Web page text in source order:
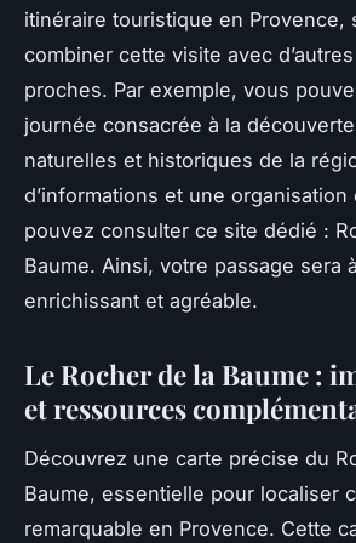
itinéraire touristique en Provence,
combiner cette visite avec
proches. Par exemple, vous
journée consacrée à la
naturelles et historiques de la
d’informations et une organisation
pouvez consulter ce site dédié :
Baume. Ainsi, votre passage sera
enrichissant et agréable.
Le Rocher de la Baume :
et ressources
Découvrez une carte précise du
Baume, essentielle pour localiser
remarquable en Provence. Cette